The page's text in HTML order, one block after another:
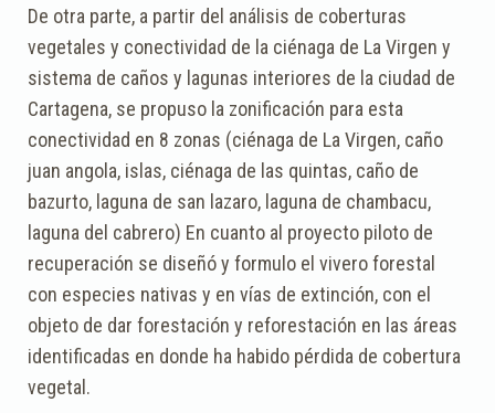
De otra parte, a partir del análisis de coberturas
vegetales y conectividad de la ciénaga de La Virgen y
sistema de caños y lagunas interiores de la ciudad de
Cartagena, se propuso la zonificación para esta
conectividad en 8 zonas (ciénaga de La Virgen, caño
juan angola, islas, ciénaga de las quintas, caño de
bazurto, laguna de san lazaro, laguna de chambacu,
laguna del cabrero) En cuanto al proyecto piloto de
recuperación se diseñó y formulo el vivero forestal
con especies nativas y en vías de extinción, con el
objeto de dar forestación y reforestación en las áreas
identificadas en donde ha habido pérdida de cobertura
vegetal.